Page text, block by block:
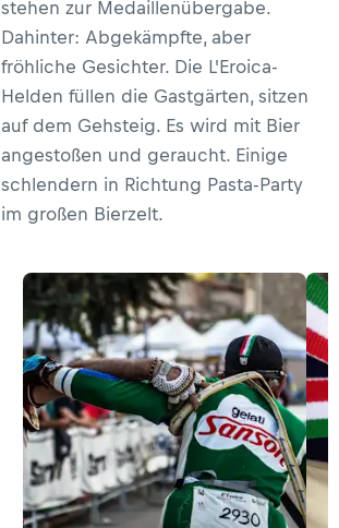
stehen zur Medaillenübergabe.
Dahinter: Abgekämpfte, aber
fröhliche Gesichter. Die L'Eroica-
Helden füllen die Gastgärten, sitzen
auf dem Gehsteig. Es wird mit Bier
angestoßen und geraucht. Einige
schlendern in Richtung Pasta-Party
im großen Bierzelt.